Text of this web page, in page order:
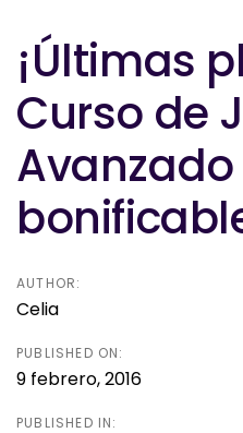
¡Últimas
Curso de
Avanzado
AUTHOR:
Celia
PUBLISHED ON:
9 febrero, 2016
PUBLISHED IN:
navigation